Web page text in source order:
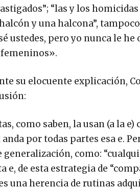
“las y los
y una halcona”,
ustedes, pero yo nunca le
su elocuente explicación,
como saben, la usan (a la e)
anda por todas partes esa e.
como:
e, de esta estrategia de
una herencia de rutinas